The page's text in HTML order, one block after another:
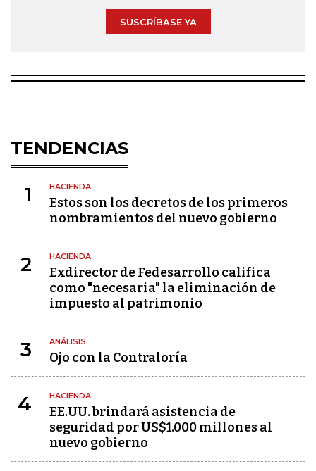
SUSCRÍBASE YA
TENDENCIAS
1 HACIENDA
Estos son los decretos de los primeros
nombramientos del nuevo gobierno
2 HACIENDA
Exdirector de Fedesarrollo califica
como "necesaria" la eliminación de
impuesto al patrimonio
3 ANÁLISIS
Ojo con la Contraloría
4 HACIENDA
EE.UU. brindará asistencia de
seguridad por US$1.000 millones al
nuevo gobierno